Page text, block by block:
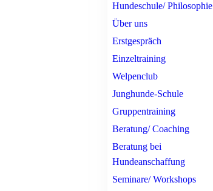
Hundeschule/ Philosophie
Über uns
Erstgespräch
Einzeltraining
Welpenclub
Junghunde-Schule
Gruppentraining
Beratung/ Coaching
Beratung bei
Hundeanschaffung
Seminare/ Workshops